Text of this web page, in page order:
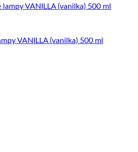
VANILLA (vanilka) 500 ml